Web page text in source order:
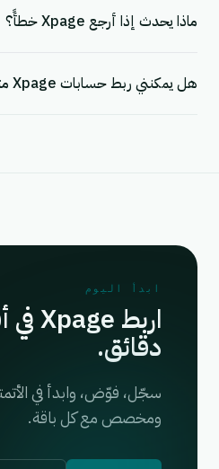
ماذا يحدث إذا أرجع Xpage خطأً؟
هل يمكنني ربط حسابات Xpage متعددة؟
ابدأ اليوم
دقائق.
سجّل، فوّض، وابدأ في
ومخصص مع كل باقة.